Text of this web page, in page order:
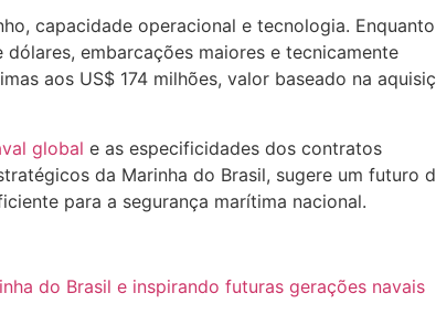
capacidade operacional e tecnologia. Enquanto
embarcações maiores e tecnicamente
aos US$ 174 milhões, valor baseado na
global e as especificidades dos contratos
da Marinha do Brasil, sugere um futuro
para a segurança marítima nacional.
do Brasil e inspirando futuras gerações navais